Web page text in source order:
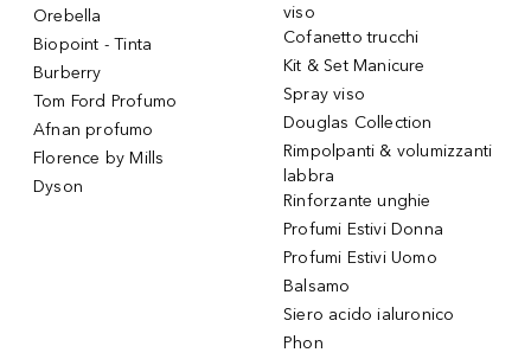
Orebella
Biopoint - Tinta
Burberry
Tom Ford Profumo
Afnan profumo
Florence by Mills
Dyson
viso
Cofanetto trucchi
Kit & Set Manicure
Spray viso
Douglas Collection
Rimpolpanti & volumizzanti
labbra
Rinforzante unghie
Profumi Estivi Donna
Profumi Estivi Uomo
Balsamo
Siero acido ialuronico
Phon